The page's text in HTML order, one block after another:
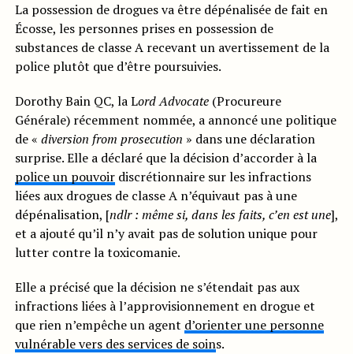
La possession de drogues va être dépénalisée de fait en
Écosse, les personnes prises en possession de
substances de classe A recevant un avertissement de la
police plutôt que d’être poursuivies.
Dorothy Bain QC, la Lord Advocate(Procureure
Générale) récemment nommée, a annoncé une politique
de « diversion from prosecution » dans une déclaration
surprise. Elle a déclaré que la décision d’accorder à la
police un pouvoirdiscrétionnaire sur les infractions
liées aux drogues de classe A n’équivaut pas à une
dépénalisation, [ndlr : même si, dans les faits, c’en est une],
et a ajouté qu’il n’y avait pas de solution unique pour
lutter contre la toxicomanie.
Elle a précisé que la décision ne s’étendait pas aux
infractions liées à l’approvisionnement en drogue et
que rien n’empêche un agent d’orienter une personne
vulnérable vers des services de soins.